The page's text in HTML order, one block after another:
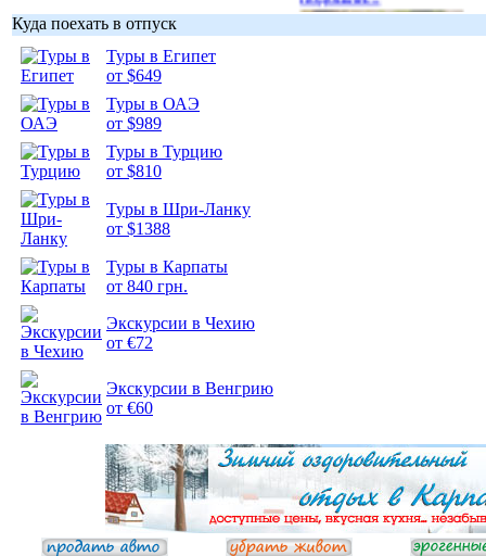
Куда поехать в отпуск
Туры в Египет
от $649
Туры в ОАЭ
от $989
Туры в Турцию
от $810
Туры в Шри-Ланку
от $1388
Туры в Карпаты
от 840 грн.
Экскурсии в Чехию
от €72
Экскурсии в Венгрию
от €60